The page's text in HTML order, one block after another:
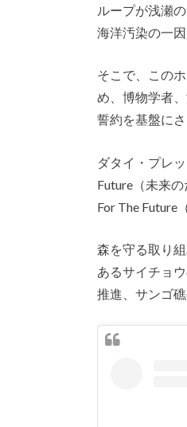
ループが浅瀬
海洋汚染の一因
そこで、この
め、博物学者
誓約を基盤に
ダタイ・プレ
Future（未来
For The Future
森を守る取り
あるサイチョ
推進、サンゴ